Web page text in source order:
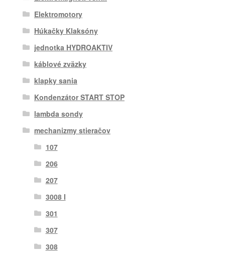
Elektromotory
Húkačky Klaksóny
jednotka HYDROAKTIV
káblové zväzky
klapky sania
Kondenzátor START STOP
lambda sondy
mechanizmy stieračov
107
206
207
3008 I
301
307
308